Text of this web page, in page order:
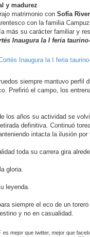
y madurez
matrimonio con Sofía
con la familia
más su carácter familiar y
Inaugura la I feria
siempre mantuvo perfil
Prefirió el campo, los
los años su actividad se
definitiva. Continuó
intacta la ilusión
toda su carrera gira
gloria.
leyenda.
siempre el eco de un
y no en casualidad.
es mejor que twitter, mejor que